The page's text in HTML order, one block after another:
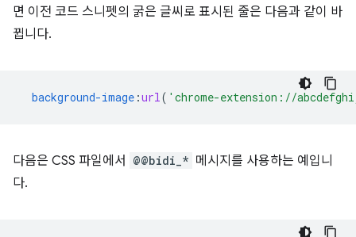
면 이전 코드 스니펫의 굵은 글씨로 표시된 줄은 다음과 같이 바
뀝니다.
background-image :url ( 'chrome-extension://
다음은 CSS 파일에서 @@bidi_* 메시지를 사용하는 예입니
다.